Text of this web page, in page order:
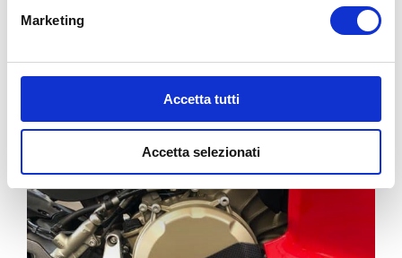
Marketing
Accetta tutti
Accetta selezionati